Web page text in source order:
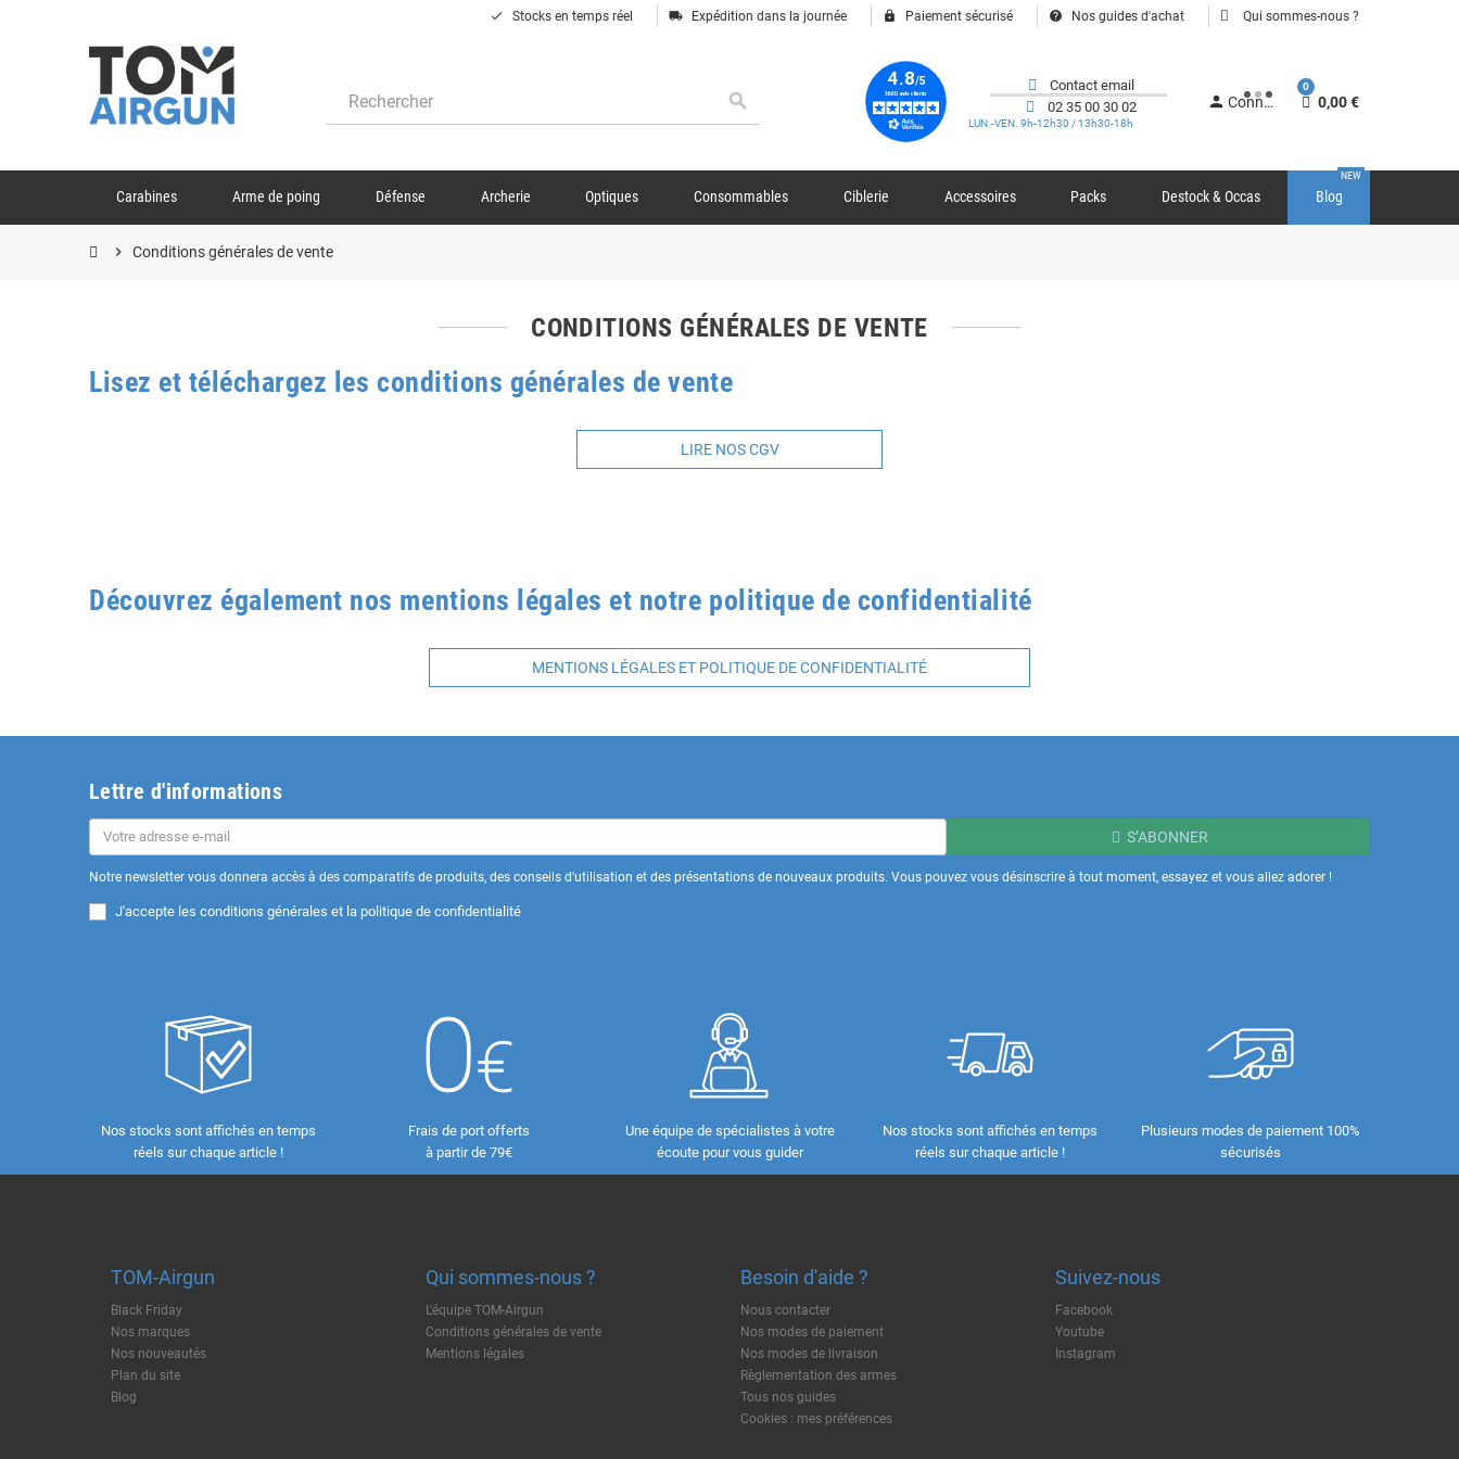
done Stocks en temps réel local_shipping Expédition dans la journée lock Paiement sécurisé help Nos guides d'achat Qui sommes-nous ?
search
Contact email
02 35 00 30 02
LUN.-VEN. 9h-12h30 / 13h30-18h
person Connexion
0
0,00 €
Carabines Arme de poing Défense Archerie Optiques Consommables Ciblerie Accessoires Packs Destock & Occas Blog
NEW
chevron_right Conditions générales de vente
CONDITIONS GÉNÉRALES DE VENTE
Lisez et téléchargez les conditions générales de vente
LIRE NOS CGV
Découvrez également nos mentions légales et notre politique de confidentialité
MENTIONS LÉGALES ET POLITIQUE DE CONFIDENTIALITÉ
Lettre d'informations
S’ABONNER
Notre newsletter vous donnera accès à des comparatifs de produits, des conseils d'utilisation et des présentations de nouveaux produits. Vous pouvez vous désinscrire à tout moment, essayez et vous allez adorer !
J'accepte les conditions générales et la politique de confidentialité
Nos stocks sont affichés en temps
réels sur chaque article !
Frais de port offerts
à partir de 79€
Une équipe de spécialistes à votre
écoute pour vous guider
Nos stocks sont affichés en temps
réels sur chaque article !
Plusieurs modes de paiement 100%
sécurisés
TOM-Airgun
Black Friday
Nos marques
Nos nouveautés
Plan du site
Blog
Qui sommes-nous ?
L'équipe TOM-Airgun
Conditions générales de vente
Mentions légales
Besoin d'aide ?
Nous contacter
Nos modes de paiement
Nos modes de livraison
Règlementation des armes
Tous nos guides
Cookies : mes préférences
Suivez-nous
Facebook
Youtube
Instagram